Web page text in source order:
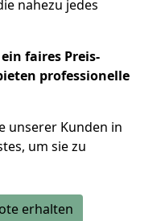
nahezu jedes
faires Preis-
professionelle
unserer Kunden in
um sie zu
erhalten